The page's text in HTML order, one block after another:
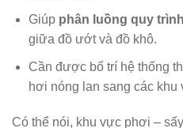
Giúp phân luồng quy
giữa đồ ướt và đồ khô.
Cần được bố trí hệ thống
hơi nóng lan sang các
Có thể nói, khu vực phơi –